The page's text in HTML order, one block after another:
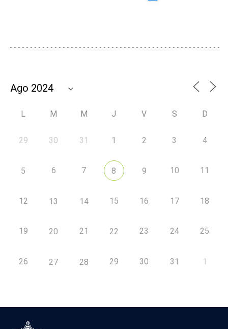
L M M J V S D
29 30 31 1 2 3 4
5 6 7 8 9 10 11
12 13 14 15 16 17 18
19 20 21 22 23 24 25
26 27 28 29 30 31 1